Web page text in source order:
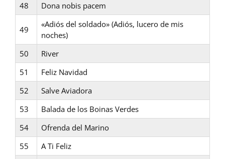
48
Dona nobis pacem
49
«Adiós del soldado» (Adiós, lucero de mis
noches)
50
River
51
Feliz Navidad
52
Salve Aviadora
53
Balada de los Boinas Verdes
54
Ofrenda del Marino
55
A Ti Feliz